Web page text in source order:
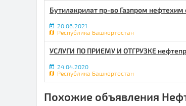
Бутилакрилат пр-во Газпром нефтехим
20.06.2021
Республика Башкортостан
УСЛУГИ ПО ПРИЕМУ И ОТГРУЗКЕ
24.04.2020
Республика Башкортостан
Похожие объявления